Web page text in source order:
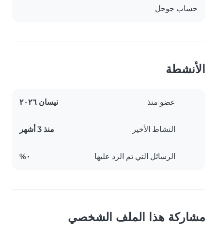
حساب جوجل
الأنشطة
عضو منذ نيسان ٢٠٢٦
النشاط الأخير منذ 3 أشهر
الرسائل التي تم الرد عليها ٠%
مشاركة هذا الملف الشخصي